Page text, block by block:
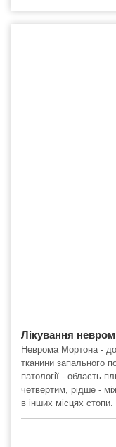
Лікування
Неврома Мортона -
тканини запального
патології - область
четвертим, рідше -
в інших місцях стопи.